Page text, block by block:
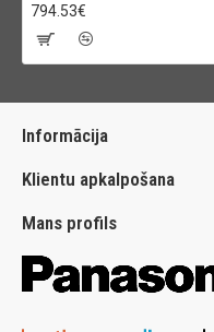
794.53€
Informācija
Klientu apkalpošana
Mans profils